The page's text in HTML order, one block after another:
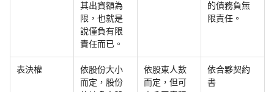
其出資額為
限，也就是
說僅負有限
責任而已。
的債務負無
限責任。
表決權
依股份大小
而定，股份
依股東人數
而定，但可
依合夥契約
書